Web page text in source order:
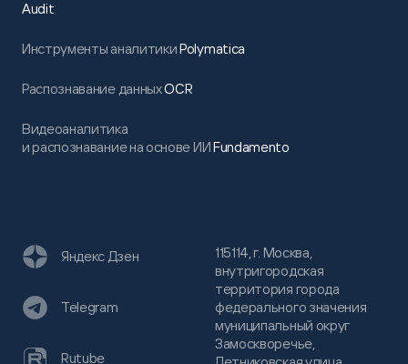
Audit
Инструменты аналитикиPolymatica
Распознавание данныхOCR
Видеоаналитика
и распознавание на основе ИИFundamento
115114, г. Москва,
внутригородская
территория города
федерального значения
муниципальный округ
Замоскворечье,
Яндекс Дзен
Telegram
Rutube